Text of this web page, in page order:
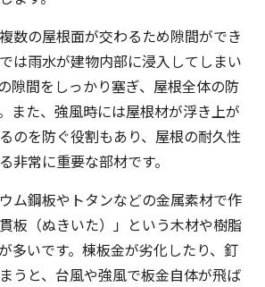
数の屋根面が交わるため隙間ができ
は雨水が建物内部に浸入してしまい
隙間をしっかり塞ぎ、屋根全体の防
また、強風時には屋根材が浮き上が
のを防ぐ役割もあり、屋根の耐久性
非常に重要な部材です。
ム鋼板やトタンなどの金属素材で作
板（ぬきいた）」という木材や樹脂
多いです。棟板金が劣化したり、釘
うと、台風や強風で板金自体が飛ば